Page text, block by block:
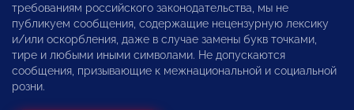
требованиям российского законодательства, мы не
публикуем сообщения, содержащие нецензурную лексику
и/или оскорбления, даже в случае замены букв точками,
тире и любыми иными символами. Не допускаются
сообщения, призывающие к межнациональной и социальной
розни.